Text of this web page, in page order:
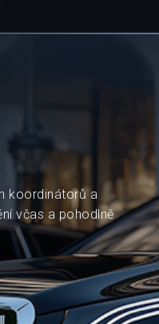
koordinátorů a
včas a pohodlně